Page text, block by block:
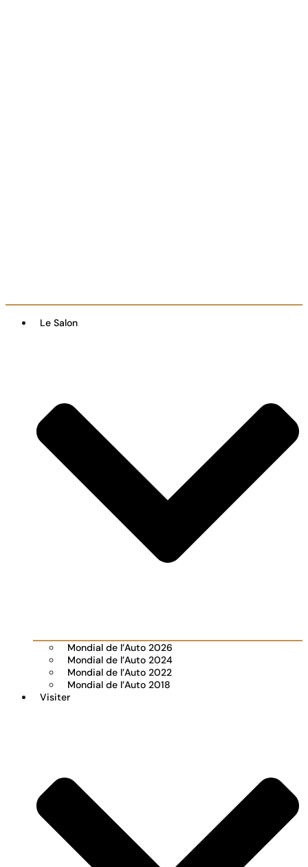
Le Salon
Mondial de l’Auto 2026
Mondial de l’Auto 2024
Mondial de l’Auto 2022
Mondial de l’Auto 2018
Visiter